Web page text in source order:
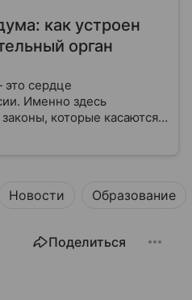
как устроен
орган
это сердце
Именно здесь
которые касаются
от образования и
Новости Образование
Поделиться